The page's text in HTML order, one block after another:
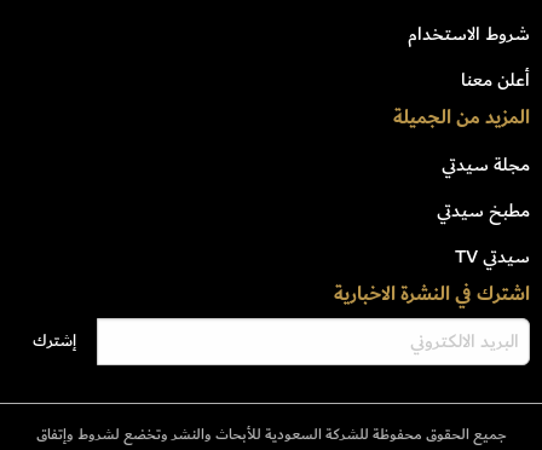
شروط الاستخدام
أعلن معنا
المزيد من الجميلة
مجلة سيدتي
مطبخ سيدتي
سيدتي TV
اشترك في النشرة الاخبارية
جميع الحقوق محفوظة للشركة السعودية للأبحاث والنشر وتخضع لشروط وإتفاق